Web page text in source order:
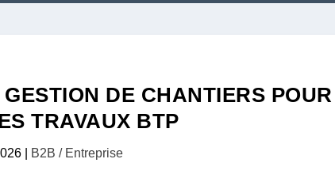
DE CHANTIERS POUR
TRAVAUX BTP
B2B / Entreprise